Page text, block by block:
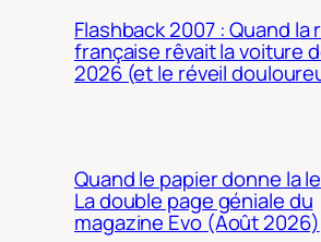
Flashback 2007 : Quand la
française rêvait la voiture
2026 (et le réveil
Quand le papier donne la
La double page géniale du
magazine Evo (Août 2026)